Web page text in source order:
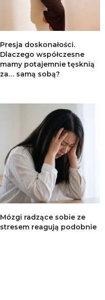
Presja doskonałości.
Dlaczego współczesne
mamy potajemnie tęsknią
za… samą sobą?
Mózgi radzące sobie ze
stresem reagują podobnie